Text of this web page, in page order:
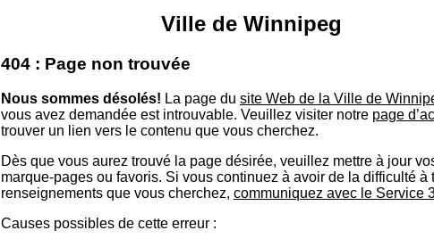
Ville de Winnipeg
404 : Page non trouvée
Nous sommes désolés! La page du site Web de la Ville de
vous avez demandée est introuvable. Veuillez visiter notre page
trouver un lien vers le contenu que vous cherchez.
Dès que vous aurez trouvé la page désirée, veuillez mettre à jour
marque-pages ou favoris. Si vous continuez à avoir de la difficulté à
renseignements que vous cherchez, communiquez avec le Service
Causes possibles de cette erreur :